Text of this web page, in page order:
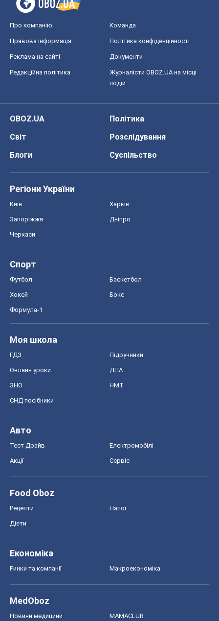
Про компанію Команда
Правова інформація Політика конфіденційності
Реклама на сайті Документи
Редакційна політика
Журналісти OBOZ.UA на місці
подій
OBOZ.UA
Політика
Світ
Розслідування
Блоги
Суспільство
Регіони України
Київ Харків
Запоріжжя Дніпро
Черкаси
Спорт
Футбол Баскетбол
Хокей Бокс
Формула-1
Моя школа
ГДЗ Підручники
Онлайн уроки ДПА
ЗНО НМТ
СНД посібники
Авто
Тест Драйв Електромобілі
Акції Сервіс
Food Oboz
Рецепти Напої
Дієти
Економіка
Ринки та компанії Макроекономіка
MedOboz
Новини медицини MAMACLUB